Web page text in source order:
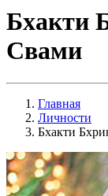
Бхакти
Свами
Главная
Личности
Бхакти